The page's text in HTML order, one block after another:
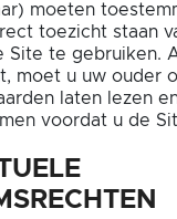
moeten
toezicht staan
Site te gebruiken.
moet u uw ouder
laten lezen
voordat u de